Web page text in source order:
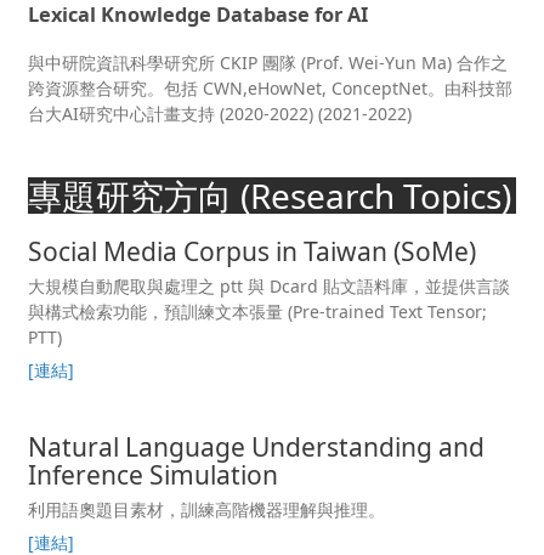
Lexical Knowledge Database for AI
與中研院資訊科學研究所 CKIP 團隊 (Prof. Wei-Yun Ma) 合作之
跨資源整合研究。包括 CWN,eHowNet, ConceptNet。由科技部
台大AI研究中心計畫支持 (2020-2022) (2021-2022)
專題研究方向 (Research Topics)
Social Media Corpus in Taiwan (SoMe)
大規模自動爬取與處理之 ptt 與 Dcard 貼文語料庫，並提供言談
與構式檢索功能，預訓練文本張量 (Pre-trained Text Tensor;
PTT)
[連結]
Natural Language Understanding and
Inference Simulation
利用語奧題目素材，訓練高階機器理解與推理。
[連結]